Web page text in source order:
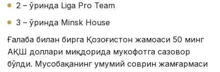
2 – ўринда Liga Pro Team
3 – ўринда Minsk House
Ғалаба билан бирга Қозоғистон жамоаси 50 минг
АҚШ доллари миқдорида мукофотга сазовор
бўлди. Мусобақанинг умумий соврин жамғармаси